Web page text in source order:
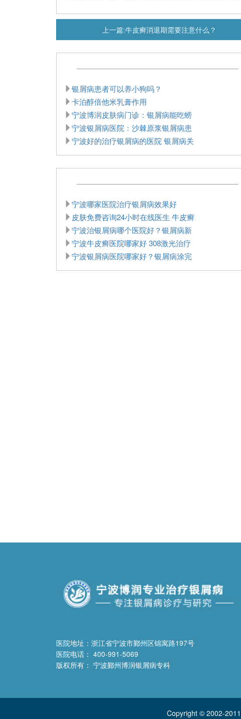
上一篇:牛皮癣消退期需要注意什么？
银屑病患者可以养小狗吗？
卡泊醇倍他米乳膏作用
宁波博润皮肤病门诊：银屑病能吃螃
宁波银屑病医院：沙棘原浆银屑病患
宁波好的治疗银屑病的医院 银屑病关
宁波哪家医院治疗银屑病效果好
皮肤免费咨询24小时在线医生 牛皮癣
宁波治银屑病哪个医院好？银屑病新
宁波牛皮癣医院哪家好 308激光治疗
宁波银屑病医院哪家好？银屑病涂完
医院地址：浙江省宁波市鄞州区锦寓路197号
医院电话： 400-991-5069
版权所有： 宁波鄞州博润银屑病专科
Copyright © 2002-